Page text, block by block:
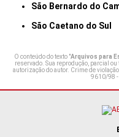
São Bernardo do
São Caetano do Sul
O conteúdo do texto "Arquivos para
reservado. Sua reprodução, parcial
autorização do autor. Crime de
9610/98 -